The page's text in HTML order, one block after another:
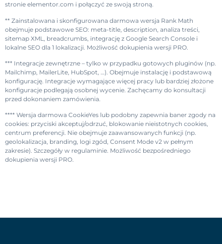
stronie elementor.com i połączyć ze swoją stroną.
** Zainstalowana i skonfigurowana darmowa wersja Rank Math
obejmuje podstawowe SEO: meta-title, description, analiza treści,
sitemap XML, breadcrumbs, integrację z Google Search Console i
lokalne SEO dla 1 lokalizacji. Możliwość dokupienia wersji PRO.
*** Integracje zewnętrzne – tylko w przypadku gotowych pluginów (np.
Mailchimp, MailerLite, HubSpot, …). Obejmuje instalację i podstawową
konfigurację. Integracje wymagające więcej pracy lub bardziej złożone
konfiguracje podlegają osobnej wycenie. Zachęcamy do konsultacji
przed dokonaniem zamówienia.
**** Wersja darmowa CookieYes lub podobny zapewnia baner zgody na
cookies: przyciski akceptuj/odrzuć, blokowanie nieistotnych cookies,
centrum preferencji. Nie obejmuje zaawansowanych funkcji (np.
geolokalizacja, branding, logi zgód, Consent Mode v2 w pełnym
zakresie). Szczegóły w regulaminie. Możliwość bezpośredniego
dokupienia wersji PRO.